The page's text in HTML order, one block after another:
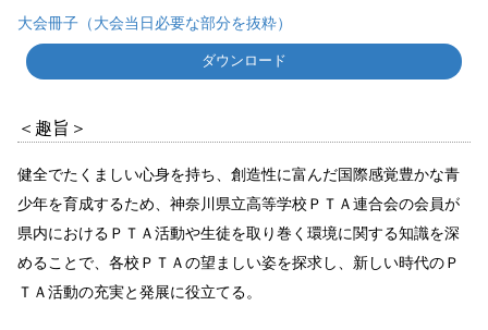
大会冊子（大会当日必要な部分を抜粋）
ダウンロード
＜趣旨＞
健全でたくましい心身を持ち、創造性に富んだ国際感覚豊かな青
少年を育成するため、神奈川県立高等学校ＰＴＡ連合会の会員が
県内におけるＰＴＡ活動や生徒を取り巻く環境に関する知識を深
めることで、各校ＰＴＡの望ましい姿を探求し、新しい時代のＰ
ＴＡ活動の充実と発展に役立てる。